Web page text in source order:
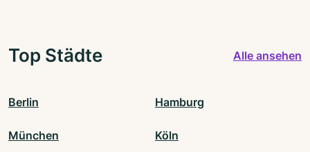
Top Städte Alle ansehen
Berlin Hamburg
München Köln